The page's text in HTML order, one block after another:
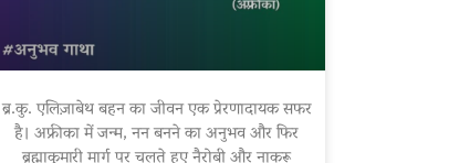
ब्र.कु. एलिज़ाबेथ बहन का जीवन एक प्रेरणादायक सफर
है। अफ्रीका में जन्म, नन बनने का अनुभव और फिर